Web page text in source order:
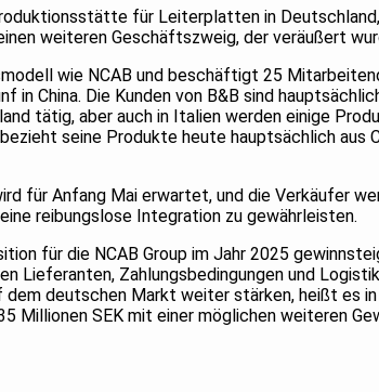
für Leiterplatten in
weiteren Geschäftszweig, der veräußert
wie NCAB und beschäftigt 25
in China. Die Kunden von B&B sind
tätig, aber auch in Italien werden einige
seine Produkte heute hauptsächlich aus
für Anfang Mai erwartet, und die Verkäufer
reibungslose Integration zu gewährleisten.
für die NCAB Group im Jahr 2025
Lieferanten, Zahlungsbedingungen und
dem deutschen Markt weiter stärken, heißt es
Millionen SEK mit einer möglichen weiteren